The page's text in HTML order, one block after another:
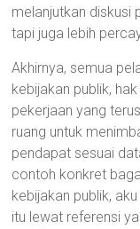
melanjutkan diskusi
tapi juga lebih
Akhirnya, semua
kebijakan publik,
pekerjaan yang
ruang untuk
pendapat sesuai
contoh konkret
kebijakan publik,
itu lewat referensi